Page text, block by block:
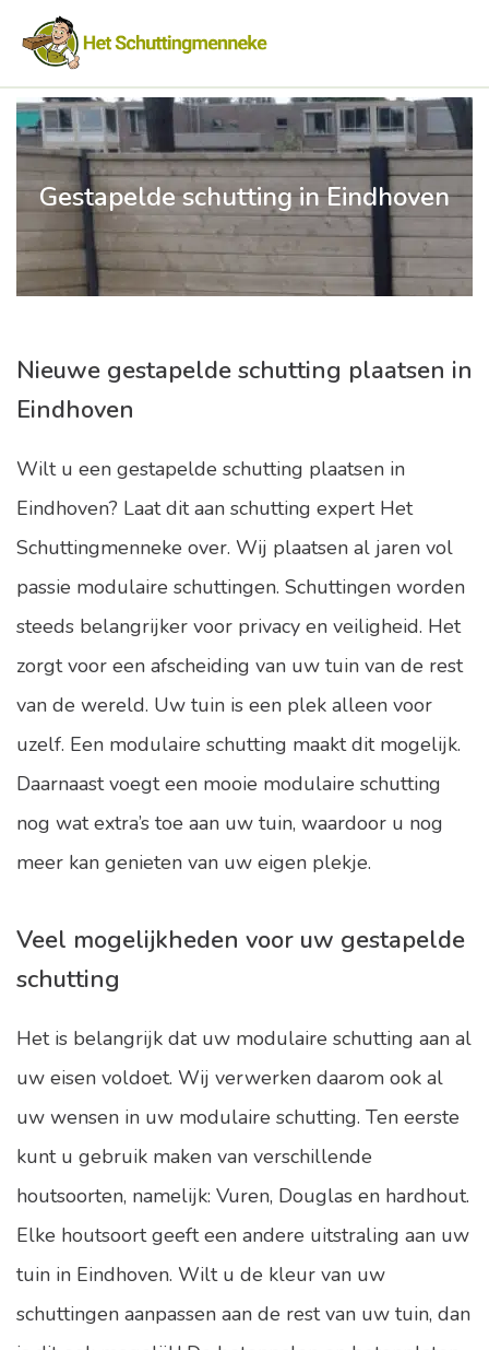
Gestapelde schutting in Eindhoven
Nieuwe gestapelde schutting plaatsen in
Eindhoven
Wilt u een gestapelde schutting plaatsen in
Eindhoven? Laat dit aan schutting expert Het
Schuttingmenneke over. Wij plaatsen al jaren vol
passie modulaire schuttingen. Schuttingen worden
steeds belangrijker voor privacy en veiligheid. Het
zorgt voor een afscheiding van uw tuin van de rest
van de wereld. Uw tuin is een plek alleen voor
uzelf. Een modulaire schutting maakt dit mogelijk.
Daarnaast voegt een mooie modulaire schutting
nog wat extra’s toe aan uw tuin, waardoor u nog
meer kan genieten van uw eigen plekje.
Veel mogelijkheden voor uw gestapelde
schutting
Het is belangrijk dat uw modulaire schutting aan al
uw eisen voldoet. Wij verwerken daarom ook al
uw wensen in uw modulaire schutting. Ten eerste
kunt u gebruik maken van verschillende
houtsoorten, namelijk: Vuren, Douglas en hardhout.
Elke houtsoort geeft een andere uitstraling aan uw
tuin in Eindhoven. Wilt u de kleur van uw
schuttingen aanpassen aan de rest van uw tuin, dan